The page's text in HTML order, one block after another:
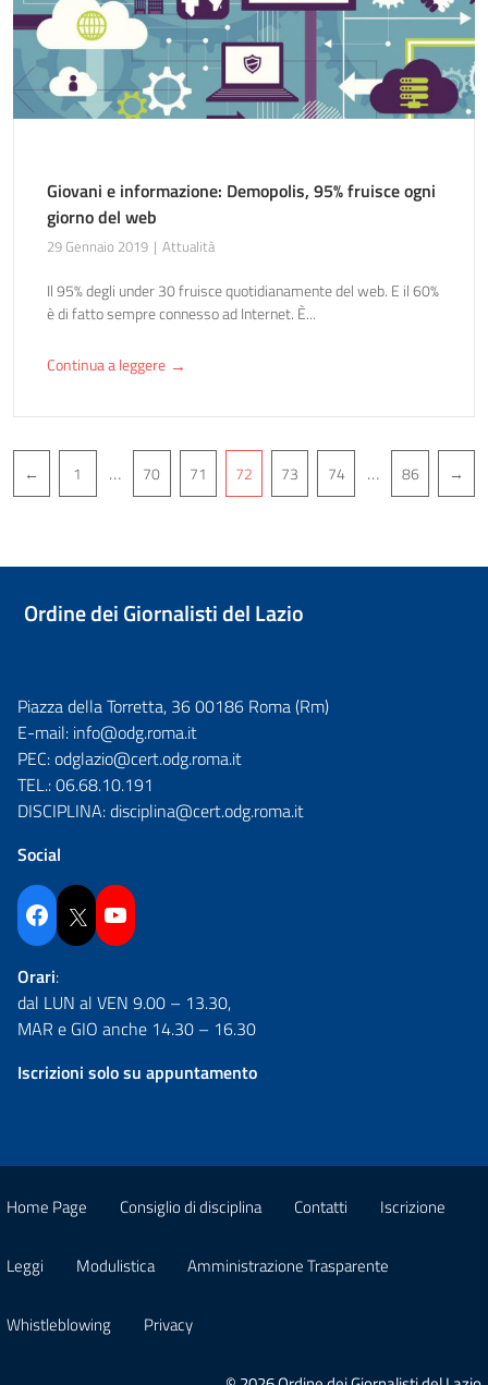
Giovani e informazione: Demopolis, 95% fruisce ogni
giorno del web
29 Gennaio 2019 Attualità
Il 95% degli under 30 fruisce quotidianamente del web. E il 60%
è di fatto sempre connesso ad Internet. È...
Continua a leggere →
Post
navigation
← 1 … 70 71 72 73 74 … 86 →
Ordine dei Giornalisti del Lazio
Piazza della Torretta, 36 00186 Roma (Rm)
E-mail: info@odg.roma.it
PEC:odglazio@cert.odg.roma.it
TEL.:06.68.10.191
DISCIPLINA:disciplina@cert.odg.roma.it
Social
Facebook Twitter YouTube
Orari:
dal LUN al VEN 9.00 – 13.30,
MAR e GIO anche 14.30 – 16.30
Iscrizioni solo su appuntamento
Home Page Consiglio di disciplina Contatti Iscrizione
Leggi Modulistica Amministrazione Trasparente
Whistleblowing Privacy